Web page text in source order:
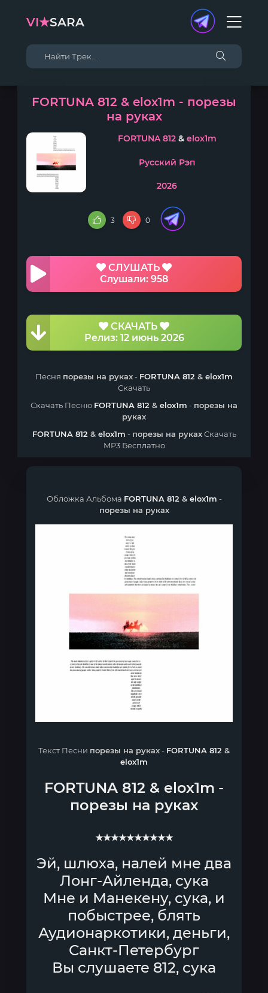
VI★SARA
FORTUNA 812 & elox1m - порезы
на руках
FORTUNA 812& elox1m
Русский Рэп
2026
3 0
СЛУШАТЬ
Слушали: 958
СКАЧАТЬ
Релиз: 12 июнь 2026
Песня порезы на руках- FORTUNA 812 & elox1m
Скачать
Скачать Песню FORTUNA 812 & elox1m - порезы на
руках
FORTUNA 812 & elox1m - порезы на рукахСкачать
MP3 Бесплатно
Обложка Альбома FORTUNA 812 & elox1m -
порезы на руках
Текст Песни порезы на руках- FORTUNA 812 &
elox1m
FORTUNA 812 & elox1m -
порезы на руках
★★★★★★★★★★
Эй, шлюха, налей мне два
Лонг-Айленда, сука
Мне и Манекену, сука, и
побыстрее, блять
Аудионаркотики, деньги,
Санкт-Петербург
Вы слушаете 812, сука